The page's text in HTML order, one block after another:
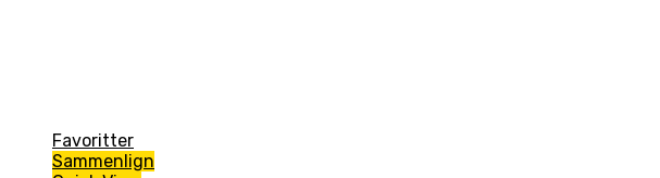
Favoritter
Sammenlign